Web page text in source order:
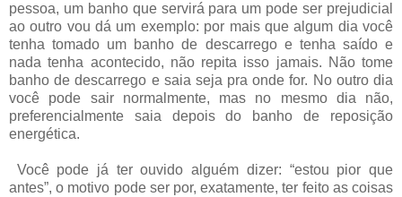
pessoa, um banho que servirá para um pode ser prejudicial
ao outro vou dá um exemplo: por mais que algum dia você
tenha tomado um banho de descarrego e tenha saído e
nada tenha acontecido, não repita isso jamais. Não tome
banho de descarrego e saia seja pra onde for. No outro dia
você pode sair normalmente, mas no mesmo dia não,
preferencialmente saia depois do banho de reposição
energética.
Você pode já ter ouvido alguém dizer: “estou pior que
antes”, o motivo pode ser por, exatamente, ter feito as coisas